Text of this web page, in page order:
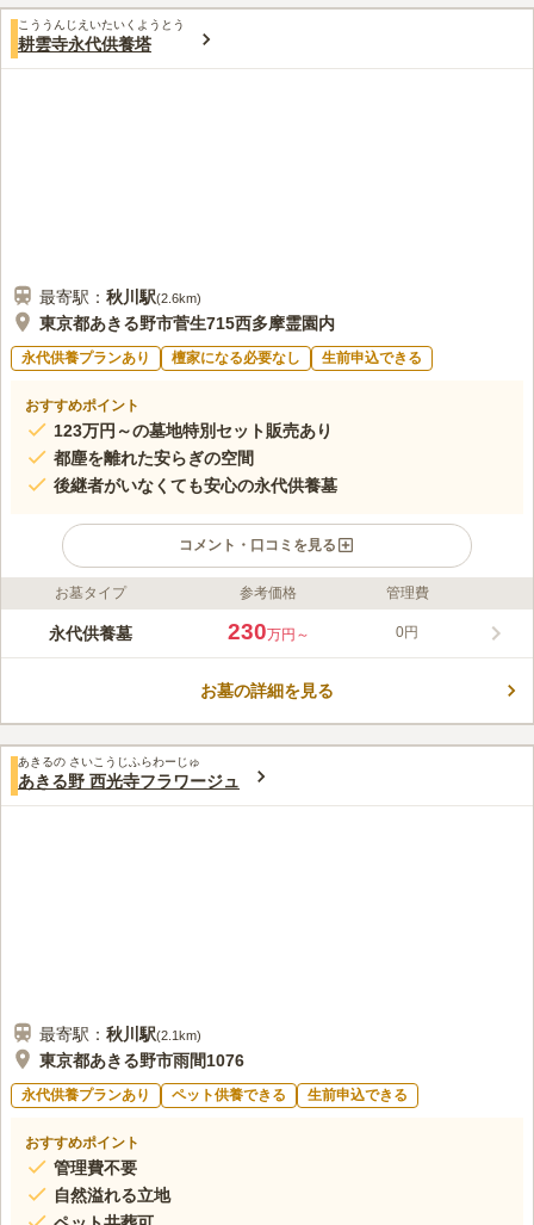
がでていて便利です。
口コミ評価
この霊園はまだ誰からも評価されていません。
こううんじえいたいくようとう
耕雲寺永代供養塔
最寄駅： 秋川 駅(2.6km)
東京都あきる野市菅生715西多摩霊園内
永代供養プランあり 檀家になる必要なし 生前申込できる
おすすめポイント
123万円～の墓地特別セット販売あり
都塵を離れた安らぎの空間
後継者がいなくても安心の永代供養墓
コメント・口コミを見る
ライフドット編集部のコメント
耕雲寺は、今からおよそ290年前に、開創されました。 禅宗の中
西多摩霊園は、都内最大の民営公園墓地です。 アクセスは車が
口コミ評価
この霊園はまだ誰からも評価されていません。
お墓タイプ 参考価格 管理費
永代供養墓 230万円～ 0円
お墓の詳細を見る
あきるの さいこうじふらわーじゅ
あきる野 西光寺フラワージュ
最寄駅： 秋川 駅(2.1km)
東京都あきる野市雨間1076
永代供養プランあり ペット供養できる 生前申込できる
おすすめポイント
管理費不要
自然溢れる立地